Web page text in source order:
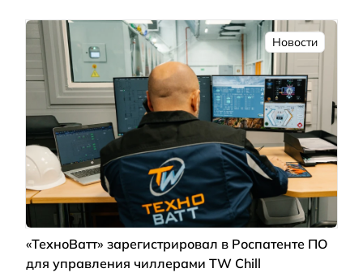
Новости
«ТехноВатт» зарегистрировал в Роспатенте ПО
для управления чиллерами TW Chill